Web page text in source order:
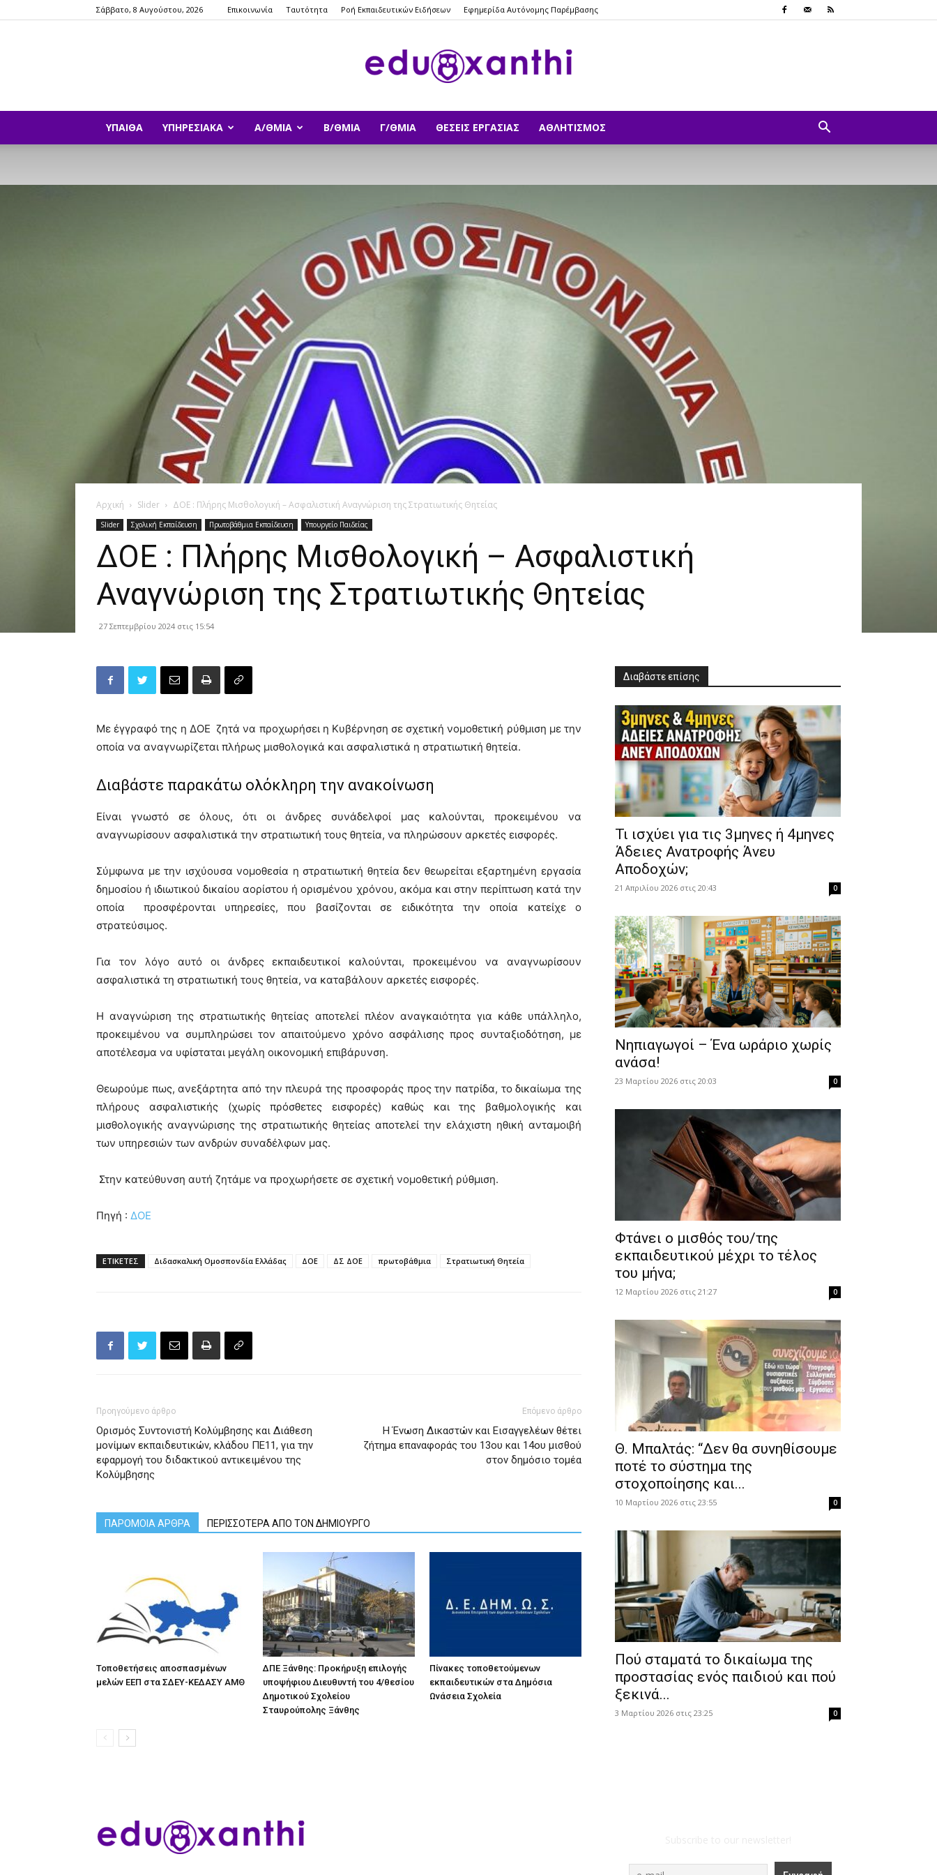
Σάββατο, 8 Αυγούστου, 2026 Επικοινωνία Ταυτότητα Ροή Εκπαιδευτικών Ειδήσεων Εφημερίδα Αυτόνομης Παρέμβασης
eduxanthi
ΥΠΑΙΘΑ ΥΠΗΡΕΣΙΑΚΆ Α/ΘΜΙΑ Β/ΘΜΙΑ Γ/ΘΜΙΑ ΘΈΣΕΙΣ ΕΡΓΑΣΊΑΣ ΑΘΛΗΤΙΣΜΌΣ
Αρχική Slider ΔΟΕ : Πλήρης Μισθολογική – Ασφαλιστική Αναγνώριση της Στρατιωτικής Θητείας
Slider Σχολική Εκπαίδευση Πρωτοβάθμια Εκπαίδευση Υπουργείο Παιδείας
ΔΟΕ : Πλήρης Μισθολογική – Ασφαλιστική
Αναγνώριση της Στρατιωτικής Θητείας
27 Σεπτεμβρίου 2024 στις 15:54
Με έγγραφό της η ΔΟΕ ζητά να προχωρήσει η Κυβέρνηση σε σχετική νομοθετική ρύθμιση με την
οποία να αναγνωρίζεται πλήρως μισθολογικά και ασφαλιστικά η στρατιωτική θητεία.
Διαβάστε παρακάτω ολόκληρη την ανακοίνωση
Είναι γνωστό σε όλους, ότι οι άνδρες συνάδελφοί μας καλούνται, προκειμένου να
αναγνωρίσουν ασφαλιστικά την στρατιωτική τους θητεία, να πληρώσουν αρκετές εισφορές.
Σύμφωνα με την ισχύουσα νομοθεσία η στρατιωτική θητεία δεν θεωρείται εξαρτημένη εργασία
δημοσίου ή ιδιωτικού δικαίου αορίστου ή ορισμένου χρόνου, ακόμα και στην περίπτωση κατά την
οποία προσφέρονται υπηρεσίες, που βασίζονται σε ειδικότητα την οποία κατείχε ο
στρατεύσιμος.
Για τον λόγο αυτό οι άνδρες εκπαιδευτικοί καλούνται, προκειμένου να αναγνωρίσουν
ασφαλιστικά τη στρατιωτική τους θητεία, να καταβάλουν αρκετές εισφορές.
Η αναγνώριση της στρατιωτικής θητείας αποτελεί πλέον αναγκαιότητα για κάθε υπάλληλο,
προκειμένου να συμπληρώσει τον απαιτούμενο χρόνο ασφάλισης προς συνταξιοδότηση, με
αποτέλεσμα να υφίσταται μεγάλη οικονομική επιβάρυνση.
Θεωρούμε πως, ανεξάρτητα από την πλευρά της προσφοράς προς την πατρίδα, το δικαίωμα της
πλήρους ασφαλιστικής (χωρίς πρόσθετες εισφορές) καθώς και της βαθμολογικής και
μισθολογικής αναγνώρισης της στρατιωτικής θητείας αποτελεί την ελάχιστη ηθική ανταμοιβή
των υπηρεσιών των ανδρών συναδέλφων μας.
Στην κατεύθυνση αυτή ζητάμε να προχωρήσετε σε σχετική νομοθετική ρύθμιση.
Πηγή : ΔΟΕ
ΕΤΙΚΕΤΕΣ Διδασκαλική Ομοσπονδία Ελλάδας ΔΟΕ ΔΣ ΔΟΕ πρωτοβάθμια Στρατιωτική Θητεία
Προηγούμενο άρθρο
Ορισμός Συντονιστή Κολύμβησης και Διάθεση
μονίμων εκπαιδευτικών, κλάδου ΠΕ11, για την
εφαρμογή του διδακτικού αντικειμένου της
Κολύμβησης
Επόμενο άρθρο
Η Ένωση Δικαστών και Εισαγγελέων θέτει
ζήτημα επαναφοράς του 13ου και 14ου μισθού
στον δημόσιο τομέα
ΠΑΡΟΜΟΙΑ ΑΡΘΡΑ ΠΕΡΙΣΣΟΤΕΡΑ ΑΠΟ ΤΟΝ ΔΗΜΙΟΥΡΓΟ
Τοποθετήσεις αποσπασμένων
μελών ΕΕΠ στα ΣΔΕΥ-ΚΕΔΑΣΥ ΑΜΘ
ΔΠΕ Ξάνθης: Προκήρυξη επιλογής
υποψήφιου Διευθυντή του 4/θεσίου
Δημοτικού Σχολείου
Σταυρούπολης Ξάνθης
Πίνακες τοποθετούμενων
εκπαιδευτικών στα Δημόσια
Ωνάσεια Σχολεία
Διαβάστε επίσης
​Τι ισχύει για τις 3μηνες ή 4μηνες
Άδειες Ανατροφής Άνευ
Αποδοχών;
21 Απριλίου 2026 στις 20:43 0
Νηπιαγωγοί – Ένα ωράριο χωρίς
ανάσα!
23 Μαρτίου 2026 στις 20:03 0
Φτάνει ο μισθός του/της
εκπαιδευτικού μέχρι το τέλος
του μήνα;
12 Μαρτίου 2026 στις 21:27 0
Θ. Μπαλτάς: “Δεν θα συνηθίσουμε
ποτέ το σύστημα της
στοχοποίησης και...
10 Μαρτίου 2026 στις 23:55 0
Πού σταματά το δικαίωμα της
προστασίας ενός παιδιού και πού
ξεκινά...
3 Μαρτίου 2026 στις 23:25 0